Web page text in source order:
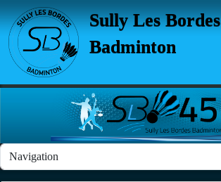
Sully Les Bordes
Badminton
Panneau de gestion des cookies